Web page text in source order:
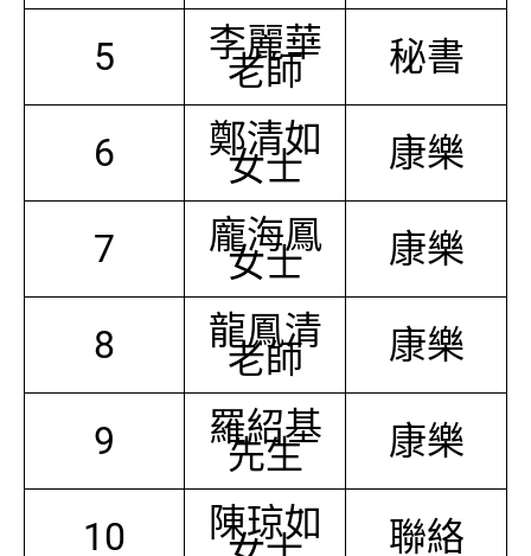
5 李麗華
老師 秘書
6 鄭清如
女士 康樂
7 龐海鳳
女士 康樂
8 龍鳳清
老師 康樂
9 羅紹基
先生 康樂
10 陳琼如 聯絡